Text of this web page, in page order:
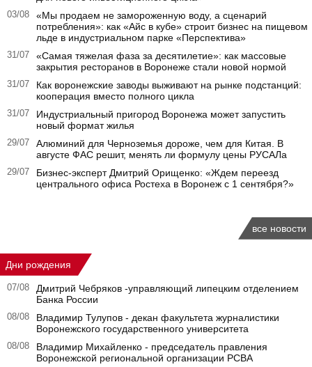
03/08
«Мы продаем не замороженную воду, а сценарий
потребления»: как «Айс в кубе» строит бизнес на пищевом
льде в индустриальном парке «Перспектива»
31/07
«Самая тяжелая фаза за десятилетие»: как массовые
закрытия ресторанов в Воронеже стали новой нормой
31/07
Как воронежские заводы выживают на рынке подстанций:
кооперация вместо полного цикла
31/07
Индустриальный пригород Воронежа может запустить
новый формат жилья
29/07
Алюминий для Черноземья дороже, чем для Китая. В
августе ФАС решит, менять ли формулу цены РУСАЛа
29/07
Бизнес-эксперт Дмитрий Орищенко: «Ждем переезд
центрального офиса Ростеха в Воронеж с 1 сентября?»
все новости
Дни рождения
07/08
Дмитрий Чебряков -управляющий липецким отделением
Банка России
08/08
Владимир Тулупов - декан факультета журналистики
Воронежского государственного университета
08/08
Владимир Михайленко - председатель правления
Воронежской региональной организации РСВА